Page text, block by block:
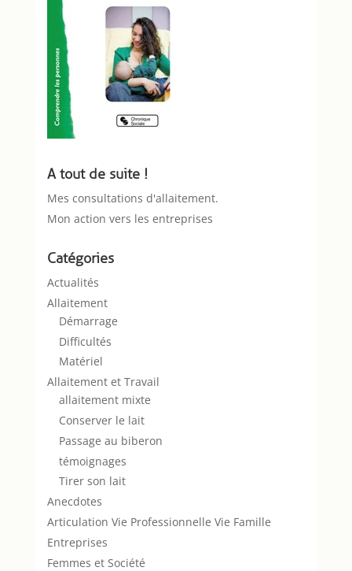
A tout de suite !
Mes consultations d'allaitement.
Mon action vers les entreprises
Catégories
Actualités
Allaitement
Démarrage
Difficultés
Matériel
Allaitement et Travail
allaitement mixte
Conserver le lait
Passage au biberon
témoignages
Tirer son lait
Anecdotes
Articulation Vie Professionnelle Vie Famille
Entreprises
Femmes et Société